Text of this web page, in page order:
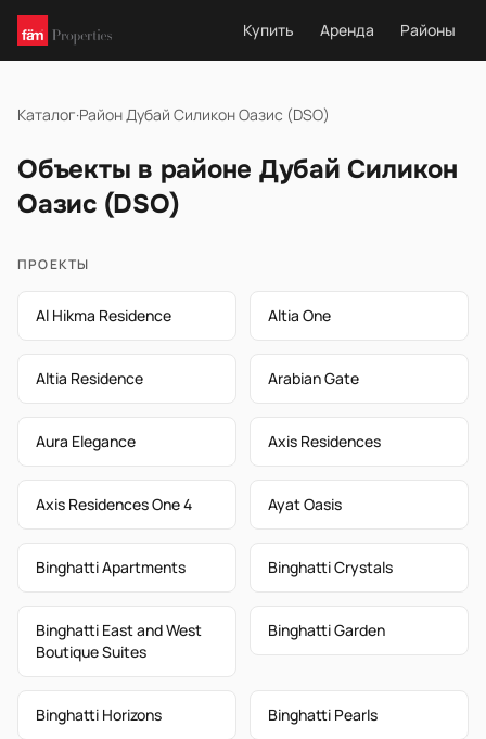
Купить Аренда Районы
Каталог·Район Дубай Силикон Оазис (DSO)
Объекты в районе Дубай Силикон
Оазис (DSO)
ПРОЕКТЫ
Al Hikma Residence Altia One
Altia Residence Arabian Gate
Aura Elegance Axis Residences
Axis Residences One 4 Ayat Oasis
Binghatti Apartments Binghatti Crystals
Binghatti East and West
Boutique Suites
Binghatti Garden
Binghatti Horizons Binghatti Pearls